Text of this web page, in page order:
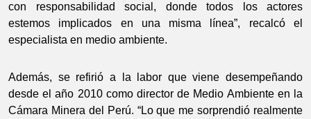
con responsabilidad social, donde todos los actores
estemos implicados en una misma línea”, recalcó el
especialista en medio ambiente.
Además, se refirió a la labor que viene desempeñando
desde el año 2010 como director de Medio Ambiente en la
Cámara Minera del Perú. “Lo que me sorprendió realmente